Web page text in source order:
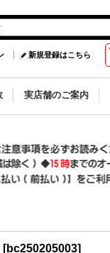
新規登録はこちら
実店舗のご案内
[bc250205003]